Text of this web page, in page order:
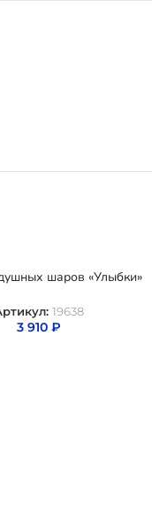
шаров «Улыбки»
19638
3 910 ₽